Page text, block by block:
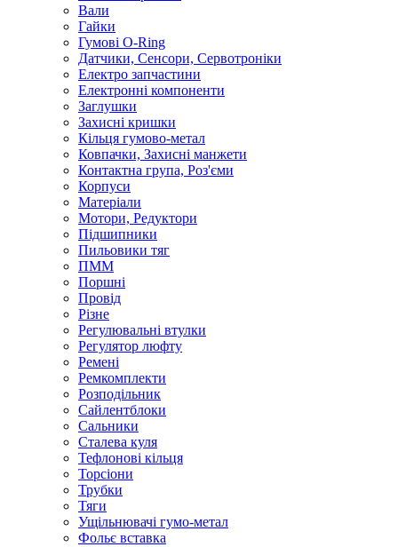
Вали
Гайки
Гумові O-Ring
Датчики, Сенсори, Сервотроніки
Електро запчастини
Електронні компоненти
Заглушки
Захисні кришки
Кільця гумово-метал
Ковпачки, Захисні манжети
Контактна група, Роз'єми
Корпуси
Матеріали
Мотори, Редуктори
Підшипники
Пильовики тяг
ПММ
Поршні
Провід
Різне
Регулювальні втулки
Регулятор люфту
Ремені
Ремкомплекти
Розподільник
Сайлентблоки
Сальники
Сталева куля
Тефлонові кільця
Торсіони
Трубки
Тяги
Ущільнювачі гумо-метал
Фольє вставка